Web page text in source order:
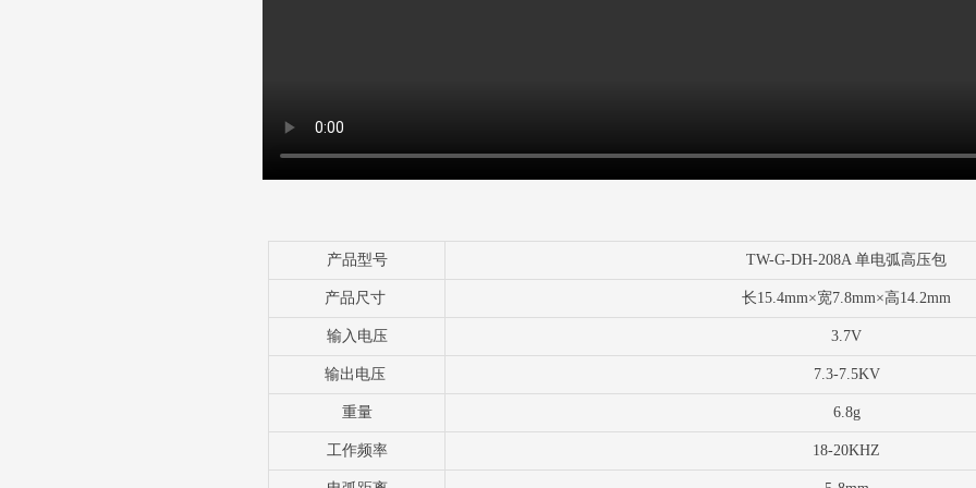
产品型号 TW-G-DH-208A 单电弧高压包
产品尺寸 长15.4mm×宽7.8mm×高14.2mm
输入电压 3.7V
输出电压 7.3-7.5KV
重量 6.8g
工作频率 18-20KHZ